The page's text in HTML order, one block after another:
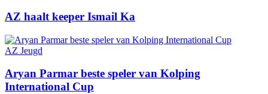
AZ haalt keeper Ismail Ka
AZ Jeugd
Aryan Parmar beste speler van Kolping
International Cup